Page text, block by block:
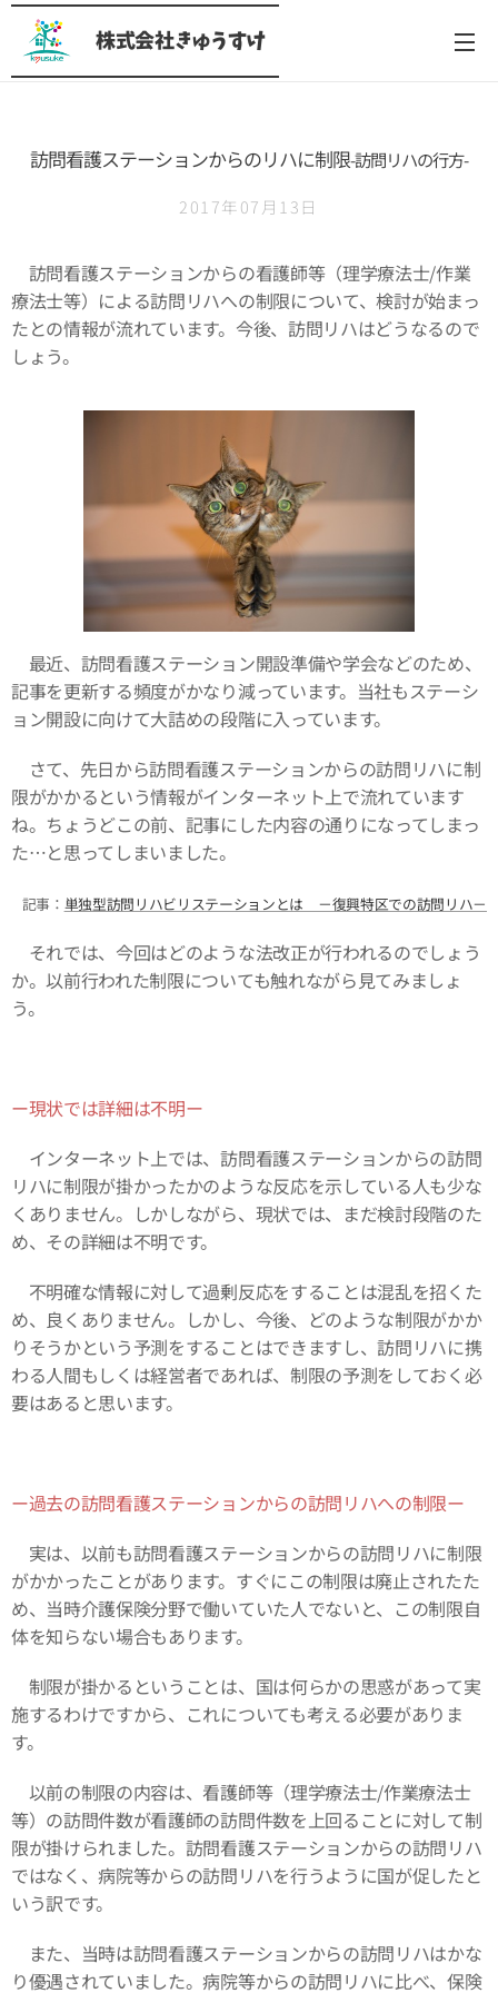
株式会社きゅうすけ
訪問看護ステーションからのリハに制限-訪問リハの行方-
2017年07月13日
訪問看護ステーションからの看護師等（理学療法士/作業
療法士等）による訪問リハへの制限について、検討が始まっ
たとの情報が流れています。今後、訪問リハはどうなるので
しょう。
最近、訪問看護ステーション開設準備や学会などのため、
記事を更新する頻度がかなり減っています。当社もステーシ
ョン開設に向けて大詰めの段階に入っています。
さて、先日から訪問看護ステーションからの訪問リハに制
限がかかるという情報がインターネット上で流れています
ね。ちょうどこの前、記事にした内容の通りになってしまっ
た…と思ってしまいました。
記事： 単独型訪問リハビリステーションとは －復興特区での訪問リハ－
それでは、今回はどのような法改正が行われるのでしょう
か。以前行われた制限についても触れながら見てみましょ
う。
ー現状では詳細は不明ー
インターネット上では、訪問看護ステーションからの訪問
リハに制限が掛かったかのような反応を示している人も少な
くありません。しかしながら、現状では、まだ検討段階のた
め、その詳細は不明です。
不明確な情報に対して過剰反応をすることは混乱を招くた
め、良くありません。しかし、今後、どのような制限がかか
りそうかという予測をすることはできますし、訪問リハに携
わる人間もしくは経営者であれば、制限の予測をしておく必
要はあると思います。
ー過去の訪問看護ステーションからの訪問リハへの制限ー
実は、以前も訪問看護ステーションからの訪問リハに制限
がかかったことがあります。すぐにこの制限は廃止されたた
め、当時介護保険分野で働いていた人でないと、この制限自
体を知らない場合もあります。
制限が掛かるということは、国は何らかの思惑があって実
施するわけですから、これについても考える必要がありま
す。
以前の制限の内容は、看護師等（理学療法士/作業療法士
等）の訪問件数が看護師の訪問件数を上回ることに対して制
限が掛けられました。訪問看護ステーションからの訪問リハ
ではなく、病院等からの訪問リハを行うように国が促したと
いう訳です。
また、当時は訪問看護ステーションからの訪問リハはかな
り優遇されていました。病院等からの訪問リハに比べ、保険